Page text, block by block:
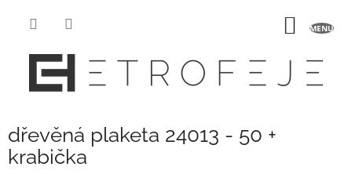
dřevěná plaketa 24013 - 50 +
krabička